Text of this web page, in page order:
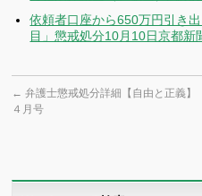
依頼者口座から650万円引き
目」懲戒処分10月10日京都新
← 弁護士懲戒処分詳細【自由と正義】
４月号